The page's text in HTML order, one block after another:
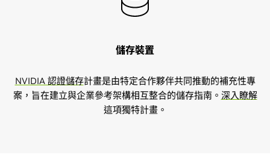
儲存裝置
NVIDIA 認證儲存計畫是由特定合作夥伴共同推動的補充性專
案，旨在建立與企業參考架構相互整合的儲存指南。 深入瞭解
這項獨特計畫。